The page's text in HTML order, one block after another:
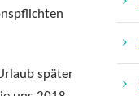
später